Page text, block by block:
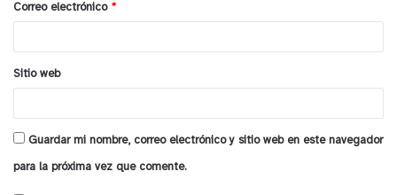
*
Correo electrónico *
Sitio web
Guardar mi nombre, correo electrónico y sitio web en este navegador
para la próxima vez que comente.